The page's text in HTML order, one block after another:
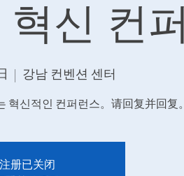
신 컨
  |
강남 컨벤션 센터
혁신적인 컨퍼런스。请回复并回复。
注册已关闭